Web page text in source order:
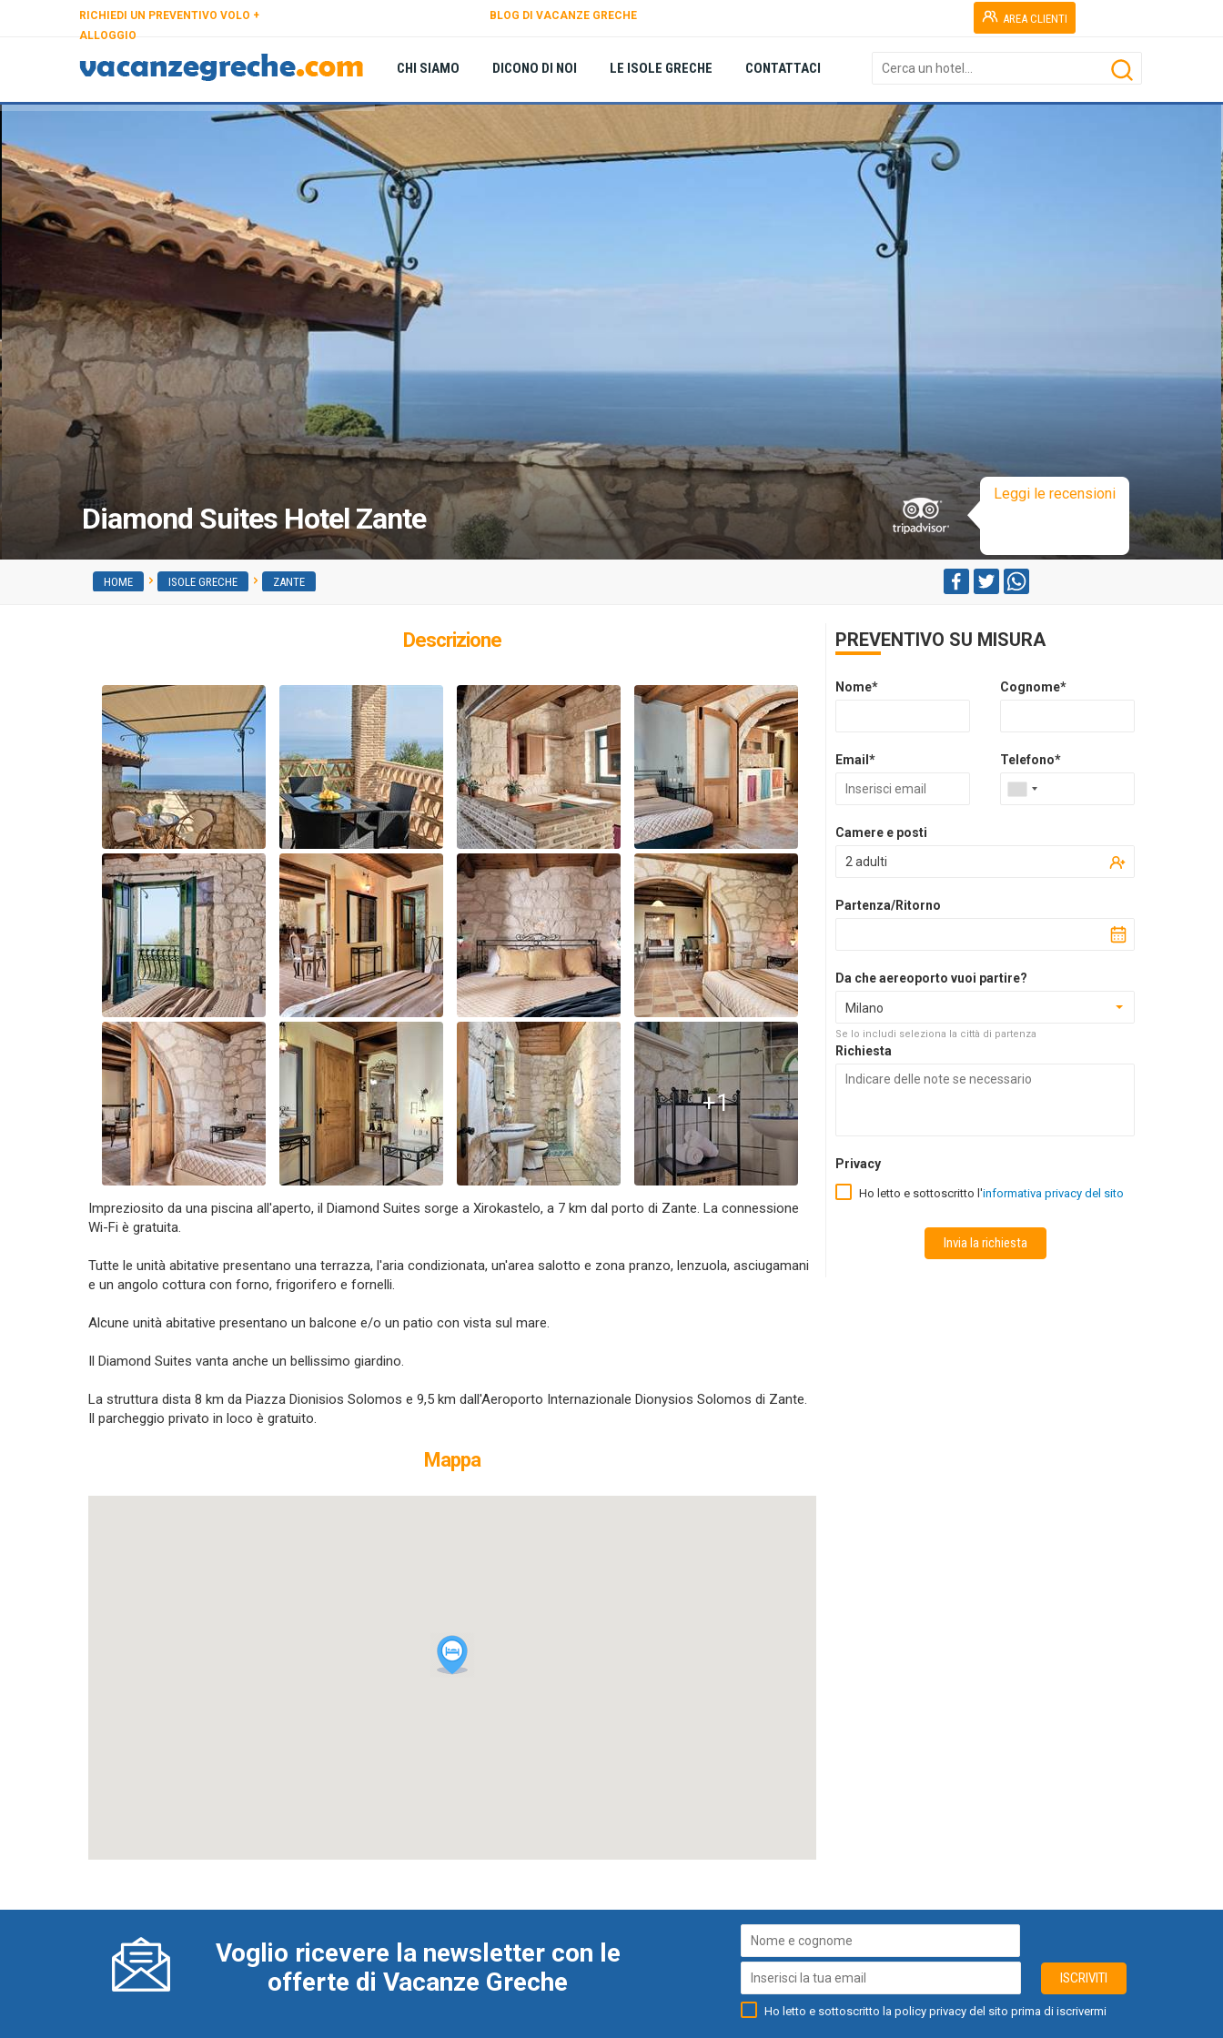
AREA CLIENTI
RICHIEDI UN PREVENTIVO VOLO +
ALLOGGIO
BLOG DI VACANZE GRECHE
CHI SIAMO DICONO DI NOI LE ISOLE GRECHE CONTATTACI
Leggi le recensioni
Diamond Suites Hotel Zante
HOME ISOLE GRECHE ZANTE
Descrizione
+1
Impreziosito da una piscina all'aperto, il Diamond Suites sorge a Xirokastelo, a 7 km dal porto di Zante. La connessione
Wi-Fi è gratuita.
Tutte le unità abitative presentano una terrazza, l'aria condizionata, un'area salotto e zona pranzo, lenzuola, asciugamani
e un angolo cottura con forno, frigorifero e fornelli.
Alcune unità abitative presentano un balcone e/o un patio con vista sul mare.
Il Diamond Suites vanta anche un bellissimo giardino.
La struttura dista 8 km da Piazza Dionisios Solomos e 9,5 km dall'Aeroporto Internazionale Dionysios Solomos di Zante.
Il parcheggio privato in loco è gratuito.
Mappa
PREVENTIVO SU MISURA
Nome* Cognome*
Email* Telefono*
Camere e posti
2 adulti
Partenza/Ritorno
Da che aereoporto vuoi partire?
Milano
Se lo includi seleziona la città di partenza
Richiesta
Privacy
Ho letto e sottoscritto l'informativa privacy del sito
Invia la richiesta
ISCRIVITI
Ho letto e sottoscritto la policy privacy del sito prima di iscrivermi
Voglio ricevere la newsletter con le
offerte di Vacanze Greche